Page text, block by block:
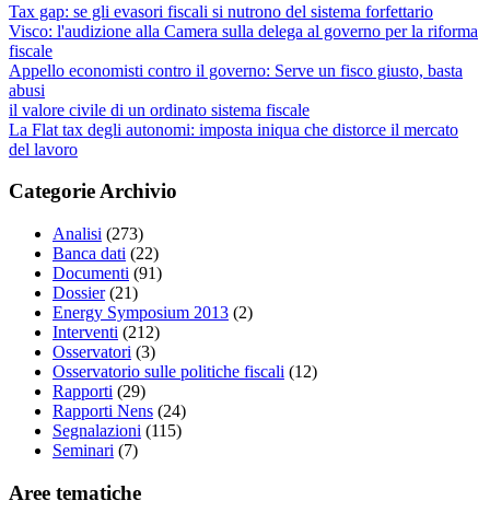
Tax gap: se gli evasori fiscali si nutrono del sistema forfettario
Visco: l'audizione alla Camera sulla delega al governo per la riforma
fiscale
Appello economisti contro il governo: Serve un fisco giusto, basta
abusi
il valore civile di un ordinato sistema fiscale
La Flat tax degli autonomi: imposta iniqua che distorce il mercato
del lavoro
Categorie Archivio
Analisi (273)
Banca dati (22)
Documenti (91)
Dossier (21)
Energy Symposium 2013 (2)
Interventi (212)
Osservatori (3)
Osservatorio sulle politiche fiscali (12)
Rapporti (29)
Rapporti Nens (24)
Segnalazioni (115)
Seminari (7)
Aree tematiche